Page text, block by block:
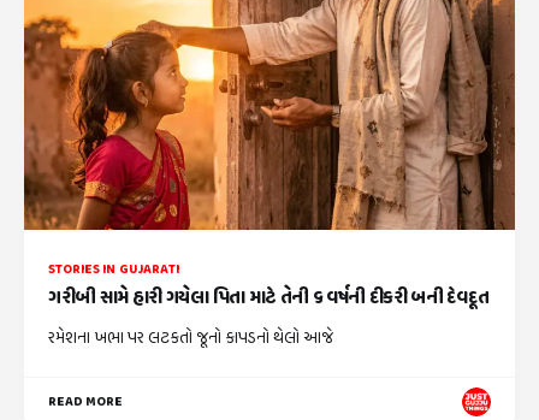
STORIES IN GUJARATI
ગરીબી સામે હારી ગયેલા પિતા માટે તેની ૬ વર્ષની દીકરી બની દેવદૂત
રમેશના ખભા પર લટકતો જૂનો કાપડનો થેલો આજે
READ MORE